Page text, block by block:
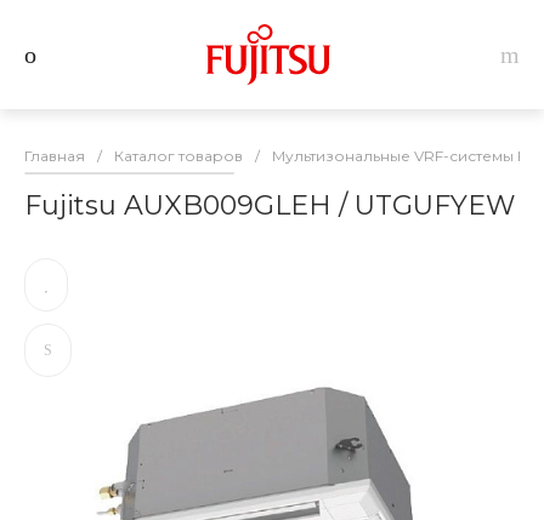
Главная / Каталог товаров / Мультизональные VRF-системы
Fujitsu AUXB009GLEH / UTGUFYEW